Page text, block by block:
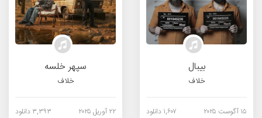
بیبال
خلاف
۱۵ آگوست ۲۰۲۵ ۱,۶۰۷ دانلود
سپهر خلسه
خلاف
۲۲ آوریل ۲۰۲۵ ۳,۳۹۳ دانلود